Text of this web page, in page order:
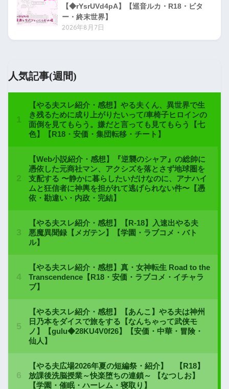
【◆rYsrUVd4pA】【巡音ルカ・R18・ビタ
ー・終末世界】
2026年8月7日
人気記事(週間)